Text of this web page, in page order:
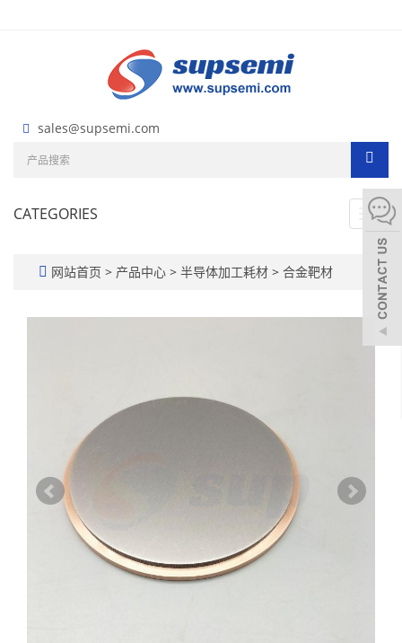
sales@supsemi.com
CATEGORIES
网站首页 > 产品中心 > 半导体加工耗材 > 合金靶材